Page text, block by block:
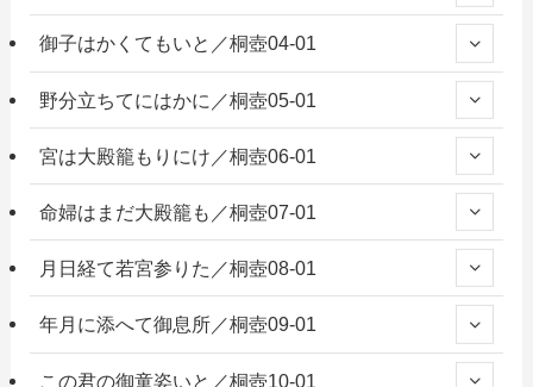
御子はかくてもいと／桐壺04-01
野分立ちてにはかに／桐壺05-01
宮は大殿籠もりにけ／桐壺06-01
命婦はまだ大殿籠も／桐壺07-01
月日経て若宮参りた／桐壺08-01
年月に添へて御息所／桐壺09-01
この君の御童姿いと／桐壺10-01